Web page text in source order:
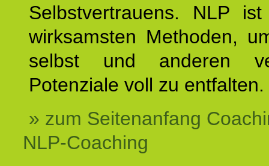
Selbstvertrauens. NLP
wirksamsten Methoden,
selbst und anderen
Potenziale voll zu entfalten.
» zum Seitenanfang
NLP-Coaching